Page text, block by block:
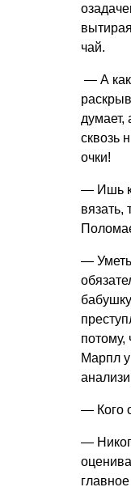
чай.
— А как
думает,
сквозь
очки!
— Ишь
вязать,
— Уметь
потому,
Марпл
— Кого
—